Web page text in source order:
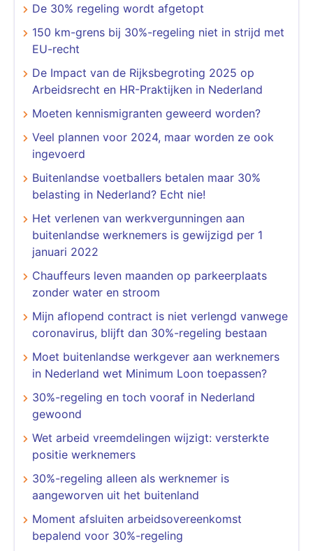
De 30% regeling wordt afgetopt
150 km-grens bij 30%-regeling niet in strijd met
EU-recht
​​​​​​​De Impact van de Rijksbegroting 2025 op
Arbeidsrecht en HR-Praktijken in Nederland
Moeten kennismigranten geweerd worden?
Veel plannen voor 2024, maar worden ze ook
ingevoerd
Buitenlandse voetballers betalen maar 30%
belasting in Nederland? Echt nie!
Het verlenen van werkvergunningen aan
buitenlandse werknemers is gewijzigd per 1
januari 2022
Chauffeurs leven maanden op parkeerplaats
zonder water en stroom
Mijn aflopend contract is niet verlengd vanwege
coronavirus, blijft dan 30%-regeling bestaan
Moet buitenlandse werkgever aan werknemers
in Nederland wet Minimum Loon toepassen?
30%-regeling en toch vooraf in Nederland
gewoond
Wet arbeid vreemdelingen wijzigt: versterkte
positie werknemers
30%-regeling alleen als werknemer is
aangeworven uit het buitenland
Moment afsluiten arbeidsovereenkomst
bepalend voor 30%-regeling